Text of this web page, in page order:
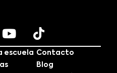
escuela Contacto
Blog